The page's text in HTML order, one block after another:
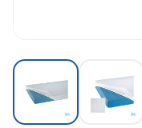
View larger image